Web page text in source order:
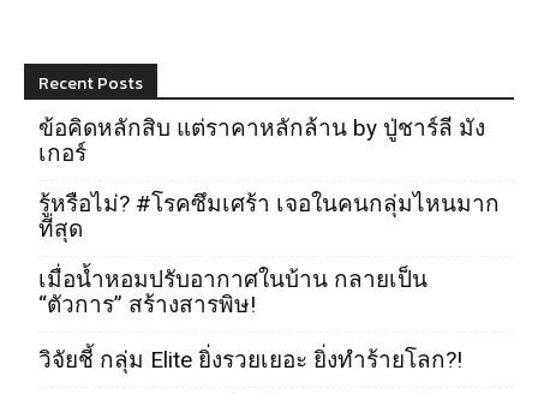
Recent Posts
ข้อคิดหลักสิบ แต่ราคาหลักล้าน by ปู่ชาร์ลี มัง
เกอร์
รู้หรือไม่? #โรคซึมเศร้า เจอในคนกลุ่มไหนมาก
ที่สุด
เมื่อน้ำหอมปรับอากาศในบ้าน กลายเป็น
“ตัวการ” สร้างสารพิษ!
วิจัยชี้ กลุ่ม Elite ยิ่งรวยเยอะ ยิ่งทำร้ายโลก?!